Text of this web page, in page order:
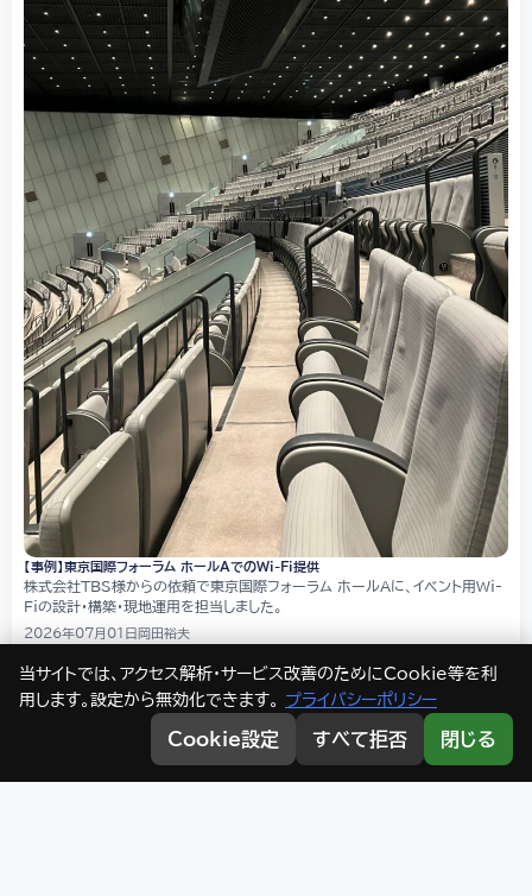
当サイトでは、アクセス解析・サービス改善のためにCookie等を利
用します。設定から無効化できます。
プライバシーポリシー
Cookie設定 すべて拒否 閉じる
【事例】東京国際フォーラム ホールAでのWi-Fi提供
株式会社TBS様からの依頼で東京国際フォーラム ホールAに、イベント用Wi-
Fiの設計・構築・現地運用を担当しました。
2026年07月01日 岡田裕夫
EGブログ by IIJエンジニアリング
株式会社IIJエンジニアリングが運営する技術・導入事例ブログ。 ネ